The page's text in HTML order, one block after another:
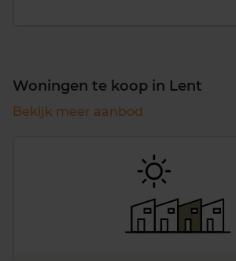
Woningen te koop in Lent
Bekijk meer aanbod